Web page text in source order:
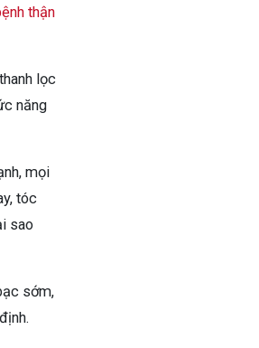
thận
lọc
năng
mọi
tóc
sao
sớm,